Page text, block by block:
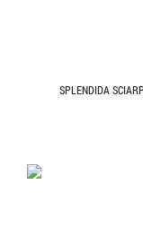
SPLENDIDA